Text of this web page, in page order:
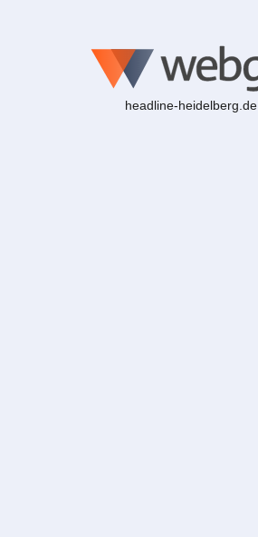
headline-heidelberg.de